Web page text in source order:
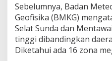
Sebelumnya, Badan
Geofisika (BMKG)
Selat Sunda dan
tinggi dibandingkan
Diketahui ada 16 zona